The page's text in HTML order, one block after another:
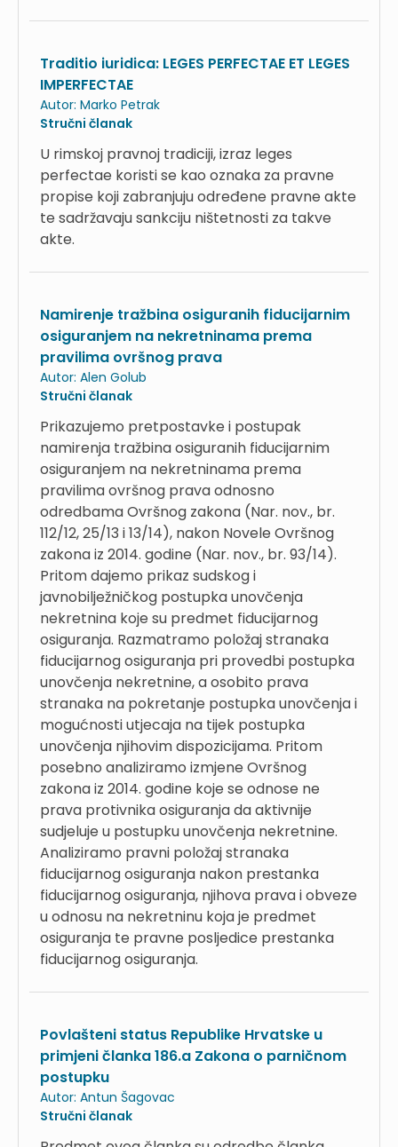
Traditio iuridica: LEGES PERFECTAE ET LEGES
IMPERFECTAE
Autor: Marko Petrak
Stručni članak
U rimskoj pravnoj tradiciji, izraz leges
perfectae koristi se kao oznaka za pravne
propise koji zabranjuju određene pravne akte
te sadržavaju sankciju ništetnosti za takve
akte.
Namirenje tražbina osiguranih fiducijarnim
osiguranjem na nekretninama prema
pravilima ovršnog prava
Autor: Alen Golub
Stručni članak
Prikazujemo pretpostavke i postupak
namirenja tražbina osiguranih fiducijarnim
osiguranjem na nekretninama prema
pravilima ovršnog prava odnosno
odredbama Ovršnog zakona (Nar. nov., br.
112/12, 25/13 i 13/14), nakon Novele Ovršnog
zakona iz 2014. godine (Nar. nov., br. 93/14).
Pritom dajemo prikaz sudskog i
javnobilježničkog postupka unovčenja
nekretnina koje su predmet fiducijarnog
osiguranja. Razmatramo položaj stranaka
fiducijarnog osiguranja pri provedbi postupka
unovčenja nekretnine, a osobito prava
stranaka na pokretanje postupka unovčenja i
mogućnosti utjecaja na tijek postupka
unovčenja njihovim dispozicijama. Pritom
posebno analiziramo izmjene Ovršnog
zakona iz 2014. godine koje se odnose ne
prava protivnika osiguranja da aktivnije
sudjeluje u postupku unovčenja nekretnine.
Analiziramo pravni položaj stranaka
fiducijarnog osiguranja nakon prestanka
fiducijarnog osiguranja, njihova prava i obveze
u odnosu na nekretninu koja je predmet
osiguranja te pravne posljedice prestanka
fiducijarnog osiguranja.
Povlašteni status Republike Hrvatske u
primjeni članka 186.a Zakona o parničnom
postupku
Autor: Antun Šagovac
Stručni članak